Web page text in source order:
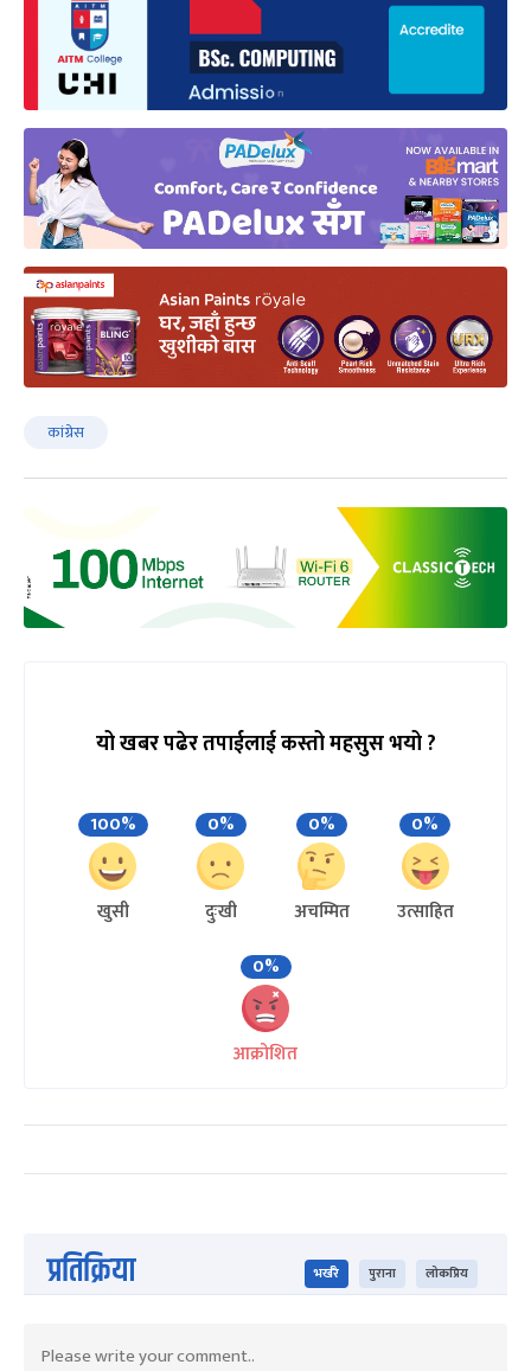
कांग्रेस
यो खबर पढेर तपाईलाई कस्तो महसुस भयो ?
100%
खुसी
0%
दुःखी
0%
अचम्मित
0%
उत्साहित
0%
आक्रोशित
प्रतिक्रिया भर्खरै पुराना लोकप्रिय